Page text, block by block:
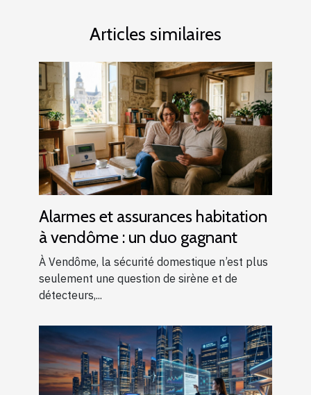
Articles similaires
Alarmes et assurances habitation
à vendôme : un duo gagnant
À Vendôme, la sécurité domestique n’est plus
seulement une question de sirène et de
détecteurs,...